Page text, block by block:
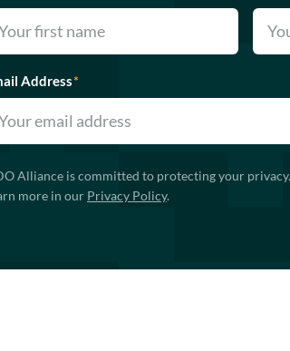
Address*
Alliance is committed to protecting your privacy.
more in our Privacy Policy.